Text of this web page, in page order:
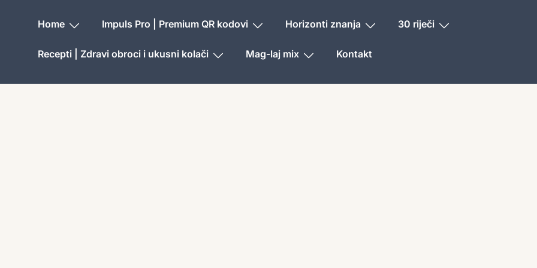
Home Impuls Pro | Premium QR kodovi Horizonti znanja 30 riječi
Recepti | Zdravi obroci i ukusni kolači Mag-laj mix Kontakt